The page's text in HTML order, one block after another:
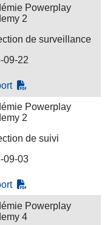
Powerplay
2
de surveillance
09-22
Powerplay
2
de suivi
09-03
Powerplay
4